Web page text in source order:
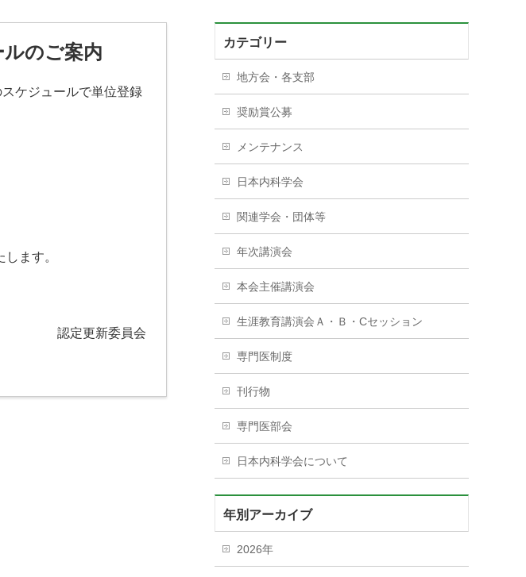
のご案内
ケジュールで単位登録
ます。
認定更新委員会
カテゴリー
地方会・各支部
奨励賞公募
メンテナンス
日本内科学会
関連学会・団体等
年次講演会
本会主催講演会
生涯教育講演会Ａ・Ｂ・Cセッション
専門医制度
刊行物
専門医部会
日本内科学会について
年別アーカイブ
2026年